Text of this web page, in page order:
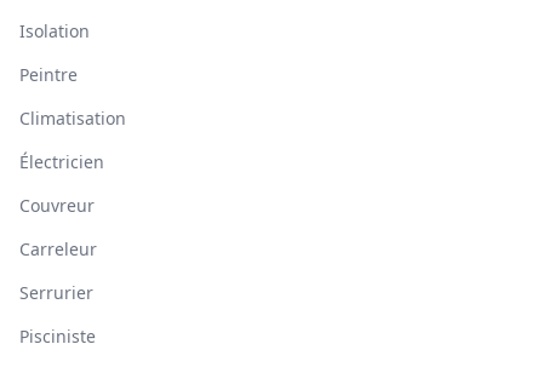
Isolation
Peintre
Climatisation
Électricien
Couvreur
Carreleur
Serrurier
Pisciniste